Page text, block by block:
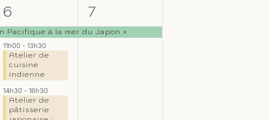
Pacifique à la mer du Japon »
3
évènements,
6
11h00 - 13h30
Atelier de
cuisine
indienne
14h30 - 16h30
Atelier de
pâtisserie
1
évènement,
7